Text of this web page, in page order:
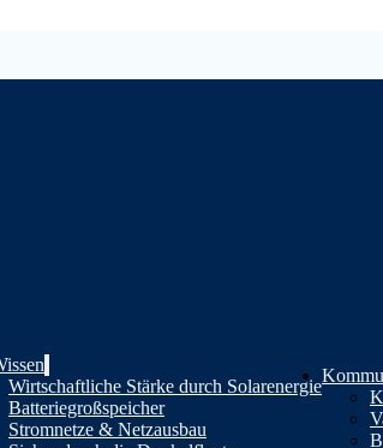
Wirtschaftliche Stärke durch Solarenergie
Batteriegroßspeicher
Stromnetze & Netzausbau